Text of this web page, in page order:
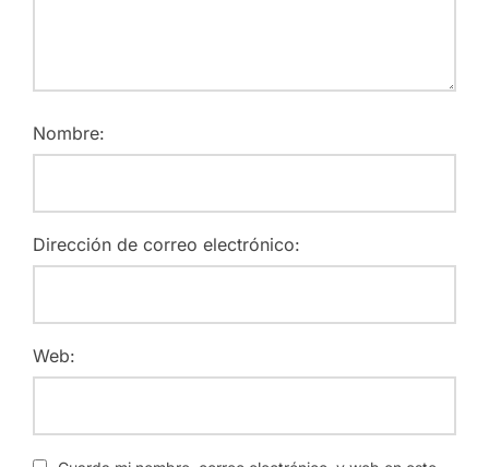
Nombre:
Dirección de correo electrónico:
Web: